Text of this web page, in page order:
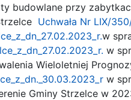
budowlane przy
Uchwała Nr LIX/
w
w
Wieloletniej
w
Gminy Strzelce w